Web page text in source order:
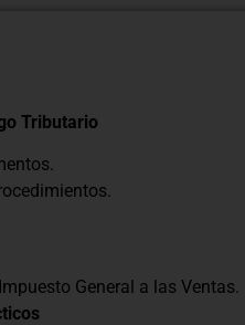
Tributario
General a las Ventas.